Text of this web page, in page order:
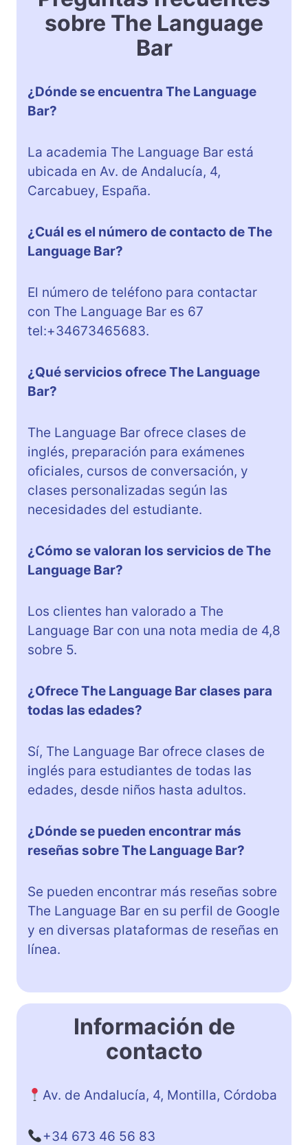
sobre The Language
Bar
¿Dónde se encuentra The Language
Bar?
La academia The Language Bar está
ubicada en Av. de Andalucía, 4,
Carcabuey, España.
¿Cuál es el número de contacto de The
Language Bar?
El número de teléfono para contactar
con The Language Bar es 67
tel:+34673465683.
¿Qué servicios ofrece The Language
Bar?
The Language Bar ofrece clases de
inglés, preparación para exámenes
oficiales, cursos de conversación, y
clases personalizadas según las
necesidades del estudiante.
¿Cómo se valoran los servicios de The
Language Bar?
Los clientes han valorado a The
Language Bar con una nota media de 4,8
sobre 5.
¿Ofrece The Language Bar clases para
todas las edades?
Sí, The Language Bar ofrece clases de
inglés para estudiantes de todas las
edades, desde niños hasta adultos.
¿Dónde se pueden encontrar más
reseñas sobre The Language Bar?
Se pueden encontrar más reseñas sobre
The Language Bar en su perfil de Google
y en diversas plataformas de reseñas en
línea.
Información de
contacto
Av. de Andalucía, 4, Montilla, Córdoba
+34 673 46 56 83